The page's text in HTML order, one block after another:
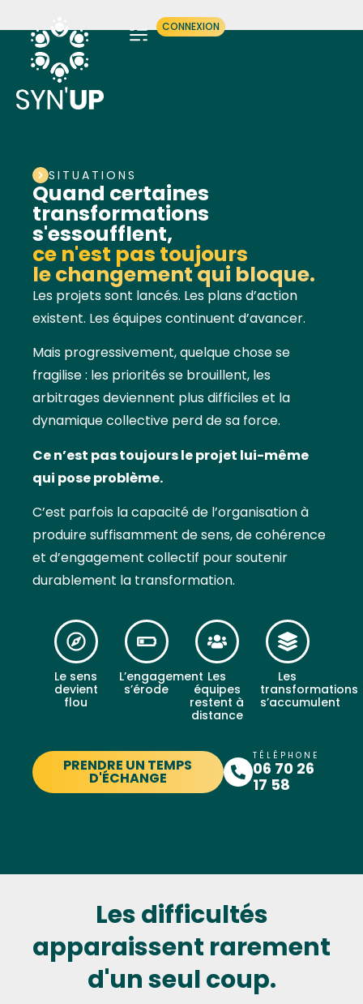
CONNEXION
SITUATIONS
Quand certaines
transformations
s'essoufflent,
ce n'est pas toujours
le changement qui bloque.
Les projets sont lancés. Les plans d’action
existent. Les équipes continuent d’avancer.
Mais progressivement, quelque chose se
fragilise : les priorités se brouillent, les
arbitrages deviennent plus difficiles et la
dynamique collective perd de sa force.
Ce n’est pas toujours le projet lui-même
qui pose problème.
C’est parfois la capacité de l’organisation à
produire suffisamment de sens, de cohérence
et d’engagement collectif pour soutenir
durablement la transformation.
Le sens
devient
flou
L’engagement
s’érode
Les
équipes
restent à
distance
Les
transformations
s’accumulent
PRENDRE UN TEMPS
D'ÉCHANGE
TÉLÉPHONE
06 70 26
17 58
Les difficultés
apparaissent rarement
d'un seul coup.